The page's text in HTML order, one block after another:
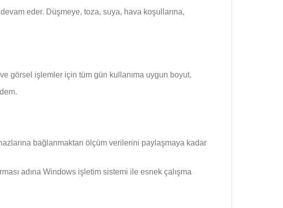
eder. Düşmeye, toza, suya, hava koşullarına,
görsel işlemler için tüm gün kullanıma uygun boyut.
bağlanmaktan ölçüm verilerini paylaşmaya kadar
adına Windows işletim sistemi ile esnek çalışma